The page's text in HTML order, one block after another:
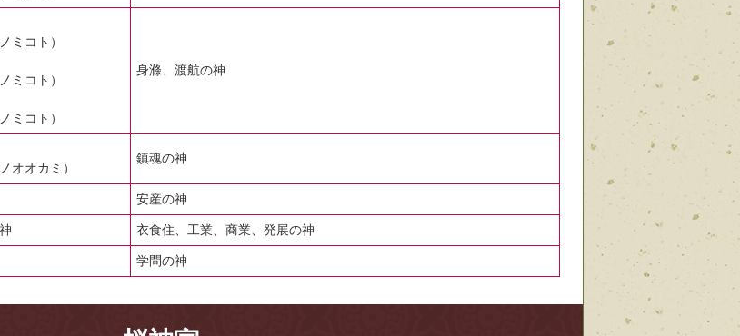
ミコト）
ミコト）
ミコト）
身滌、渡航の神
オオカミ）
鎮魂の神
安産の神
衣食住、工業、商業、発展の神
学問の神